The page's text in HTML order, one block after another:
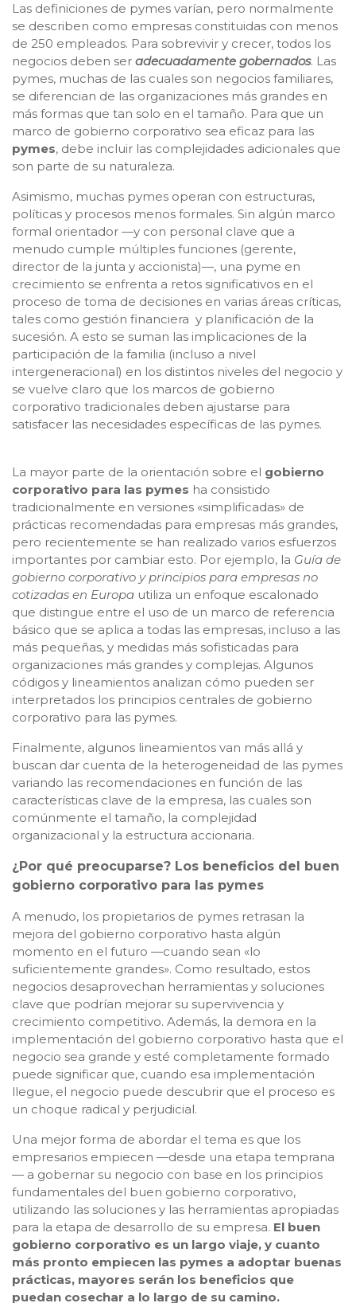
Las definiciones de pymes varían, pero normalmente
se describen como empresas constituidas con menos
de 250 empleados. Para sobrevivir y crecer, todos los
negocios deben ser adecuadamente gobernados. Las
pymes, muchas de las cuales son negocios familiares,
se diferencian de las organizaciones más grandes en
más formas que tan solo en el tamaño. Para que un
marco de gobierno corporativo sea eficaz para las
pymes, debe incluir las complejidades adicionales que
son parte de su naturaleza.
Asimismo, muchas pymes operan con estructuras,
políticas y procesos menos formales. Sin algún marco
formal orientador —y con personal clave que a
menudo cumple múltiples funciones (gerente,
director de la junta y accionista)—, una pyme en
crecimiento se enfrenta a retos significativos en el
proceso de toma de decisiones en varias áreas críticas,
tales como gestión financiera y planificación de la
sucesión. A esto se suman las implicaciones de la
participación de la familia (incluso a nivel
intergeneracional) en los distintos niveles del negocio y
se vuelve claro que los marcos de gobierno
corporativo tradicionales deben ajustarse para
satisfacer las necesidades específicas de las pymes.
La mayor parte de la orientación sobre el gobierno
corporativo para las pymes ha consistido
tradicionalmente en versiones «simplificadas» de
prácticas recomendadas para empresas más grandes,
pero recientemente se han realizado varios esfuerzos
importantes por cambiar esto. Por ejemplo, la Guía de
gobierno corporativo y principios para empresas no
cotizadas en Europa utiliza un enfoque escalonado
que distingue entre el uso de un marco de referencia
básico que se aplica a todas las empresas, incluso a las
más pequeñas, y medidas más sofisticadas para
organizaciones más grandes y complejas. Algunos
códigos y lineamientos analizan cómo pueden ser
interpretados los principios centrales de gobierno
corporativo para las pymes.
Finalmente, algunos lineamientos van más allá y
buscan dar cuenta de la heterogeneidad de las pymes
variando las recomendaciones en función de las
características clave de la empresa, las cuales son
comúnmente el tamaño, la complejidad
organizacional y la estructura accionaria.
¿Por qué preocuparse? Los beneficios del buen
gobierno corporativo para las pymes
A menudo, los propietarios de pymes retrasan la
mejora del gobierno corporativo hasta algún
momento en el futuro —cuando sean «lo
suficientemente grandes». Como resultado, estos
negocios desaprovechan herramientas y soluciones
clave que podrían mejorar su supervivencia y
crecimiento competitivo. Además, la demora en la
implementación del gobierno corporativo hasta que el
negocio sea grande y esté completamente formado
puede significar que, cuando esa implementación
llegue, el negocio puede descubrir que el proceso es
un choque radical y perjudicial.
Una mejor forma de abordar el tema es que los
empresarios empiecen —desde una etapa temprana
— a gobernar su negocio con base en los principios
fundamentales del buen gobierno corporativo,
utilizando las soluciones y las herramientas apropiadas
para la etapa de desarrollo de su empresa. El buen
gobierno corporativo es un largo viaje, y cuanto
más pronto empiecen las pymes a adoptar buenas
prácticas, mayores serán los beneficios que
puedan cosechar a lo largo de su camino.